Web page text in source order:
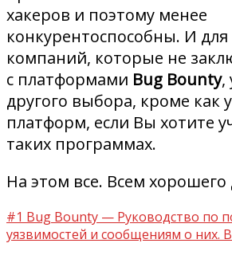
хакеров и поэтому менее
конкурентоспособны. И
компаний, которые не
с платформами Bug Bounty,
другого выбора, кроме как
платформ, если Вы хотите
таких программах.
На этом все. Всем хорошего
#1 Bug Bounty — Руководство по
уязвимостей и сообщениям о них.